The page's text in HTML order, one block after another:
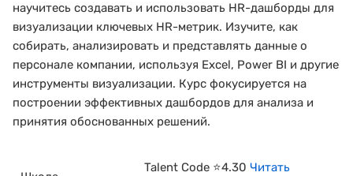
научитесь создавать и использовать HR-дашборды для
визуализации ключевых HR-метрик. Изучите, как
собирать, анализировать и представлять данные о
персонале компании, используя Excel, Power BI и другие
инструменты визуализации. Курс фокусируется на
построении эффективных дашбордов для анализа и
принятия обоснованных решений.
Talent Code ⭐4.30 Читать